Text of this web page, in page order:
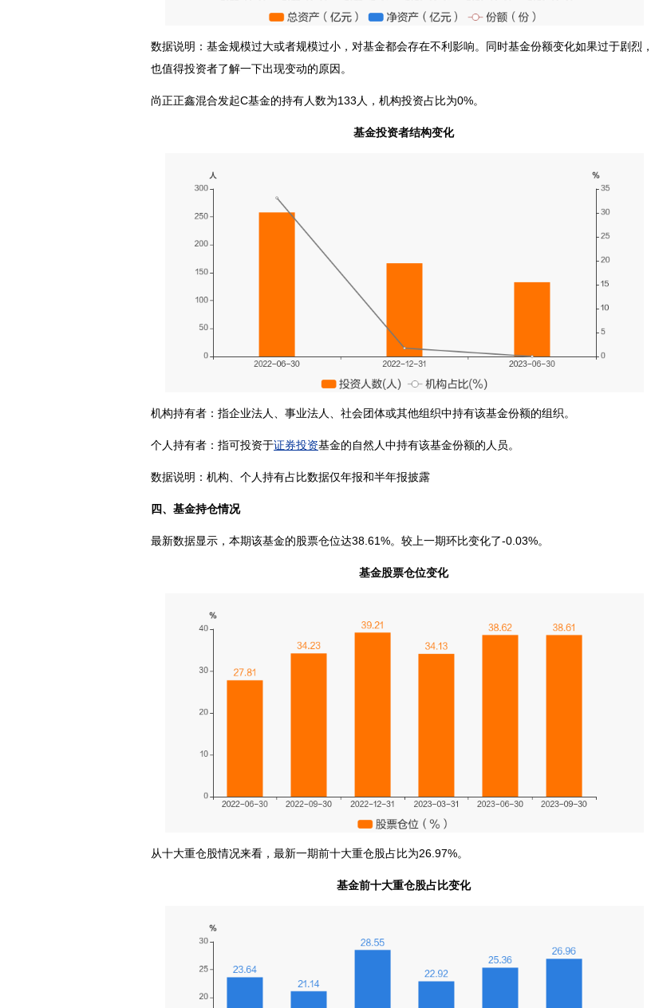
数据说明：基金规模过大或者规模过小，对基金都会存在不利影响。同时基金份额变化如果过于剧烈，
也值得投资者了解一下出现变动的原因。
尚正正鑫混合发起C基金的持有人数为133人，机构投资占比为0%。
基金投资者结构变化
机构持有者：指企业法人、事业法人、社会团体或其他组织中持有该基金份额的组织。
个人持有者：指可投资于证券投资基金的自然人中持有该基金份额的人员。
数据说明：机构、个人持有占比数据仅年报和半年报披露
四、基金持仓情况
最新数据显示，本期该基金的股票仓位达38.61%。较上一期环比变化了-0.03%。
基金股票仓位变化
从十大重仓股情况来看，最新一期前十大重仓股占比为26.97%。
基金前十大重仓股占比变化